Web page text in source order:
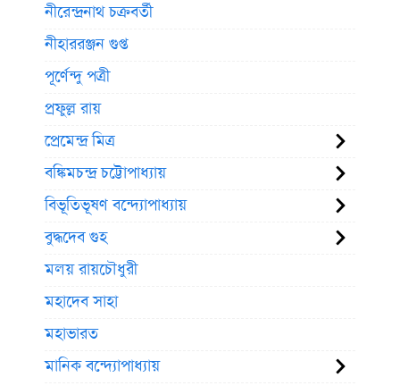
নীরেন্দ্রনাথ চক্রবর্তী
নীহাররঞ্জন গুপ্ত
পূর্ণেন্দু পত্রী
প্রফুল্ল রায়
প্রেমেন্দ্র মিত্র
বঙ্কিমচন্দ্র চট্টোপাধ্যায়
বিভূতিভূষণ বন্দ্যোপাধ্যায়
বুদ্ধদেব গুহ
মলয় রায়চৌধুরী
মহাদেব সাহা
মহাভারত
মানিক বন্দ্যোপাধ্যায়